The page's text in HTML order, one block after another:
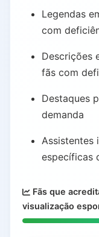
Legendas
com
Descrições
fãs com
Destaques
demanda
Assistentes
específicas
Fãs que
visualização